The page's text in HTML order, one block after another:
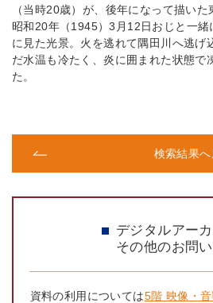
（当時20歳）が、後年になって描いた
昭和20年（1945）3月12日おじと一
に見た光景。火を逃れて隅田川へ逃げ
だ水温も冷たく、炎に囲まれた状態で
た。
検索結果へ
デジタルアー
その他のお問
資料の利用については5階 映像・